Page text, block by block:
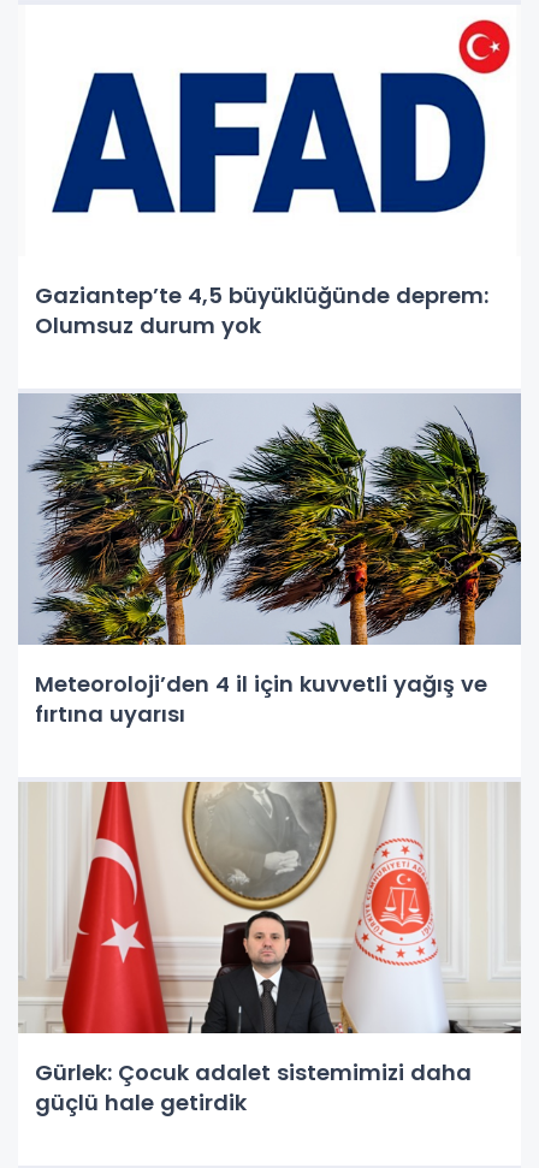
Gaziantep’te 4,5 büyüklüğünde deprem:
Olumsuz durum yok
Meteoroloji’den 4 il için kuvvetli yağış ve
fırtına uyarısı
Gürlek: Çocuk adalet sistemimizi daha
güçlü hale getirdik